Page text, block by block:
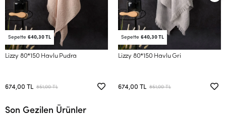
Sepette 640,30 TL
Lizzy 80*150 Havlu Pudra
674,00 TL 851,00 TL
Sepette 640,30 TL
Lizzy 80*150 Havlu Gri
674,00 TL 851,00 TL
Son Gezilen Ürünler